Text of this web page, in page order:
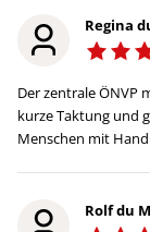
Regina
Der zentrale ÖNVP
kurze Taktung und
Menschen mit
Rolf du